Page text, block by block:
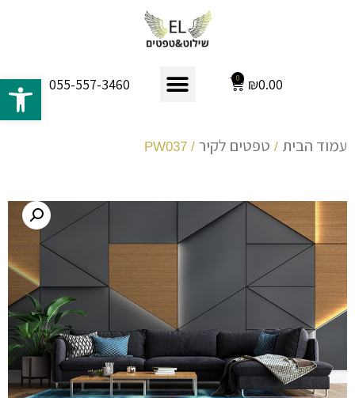
₪0.00
0
055-557-3460
עמוד הבית / טפטים לקיר / PW037